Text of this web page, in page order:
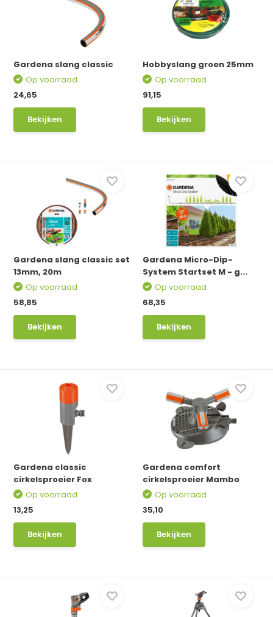
Gardena slang classic
Op voorraad
24,65
Bekijken
Hobbyslang groen 25mm
Op voorraad
91,15
Bekijken
Gardena slang classic set
13mm, 20m
Op voorraad
58,85
Bekijken
Gardena Micro-Dip-
System Startset M - g...
Op voorraad
68,35
Bekijken
Gardena classic
cirkelsproeier Fox
Op voorraad
13,25
Bekijken
Gardena comfort
cirkelsproeier Mambo
Op voorraad
35,10
Bekijken